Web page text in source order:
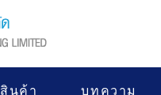
สินค้า บทความ